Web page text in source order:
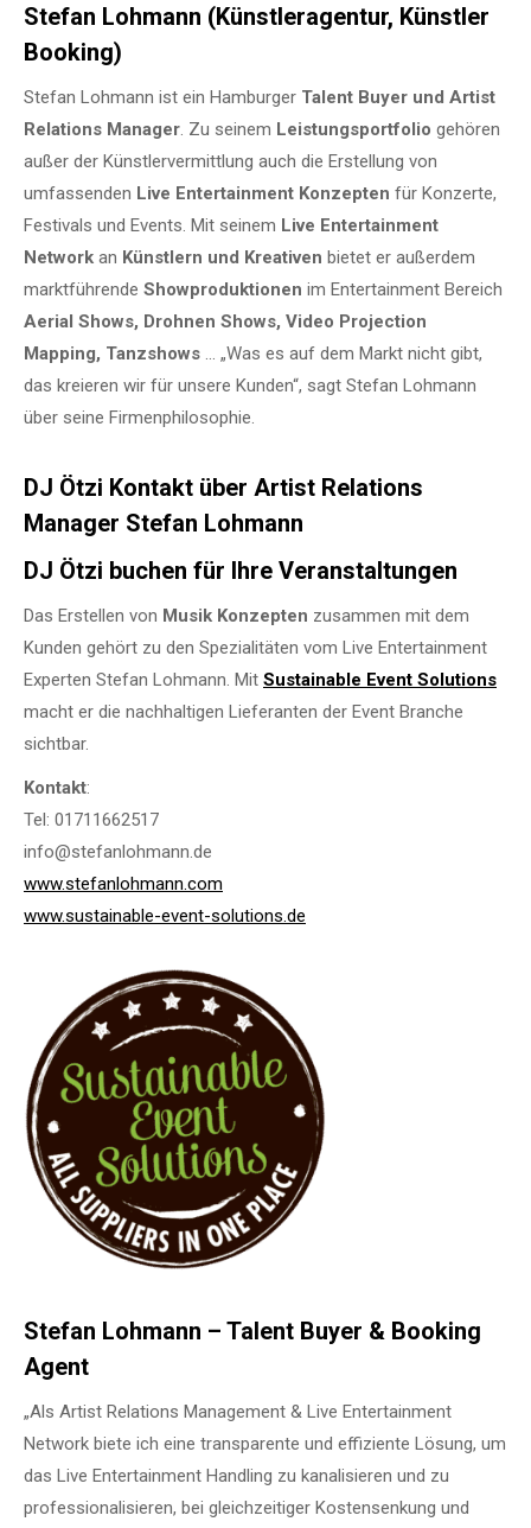
Stefan Lohmann (Künstleragentur, Künstler
Booking)
Stefan Lohmann ist ein Hamburger Talent Buyer und Artist
Relations Manager. Zu seinem Leistungsportfolio gehören
außer der Künstlervermittlung auch die Erstellung von
umfassenden Live Entertainment Konzepten für Konzerte,
Festivals und Events. Mit seinem Live Entertainment
Network an Künstlern und Kreativen bietet er außerdem
marktführende Showproduktionen im Entertainment Bereich
Aerial Shows, Drohnen Shows, Video Projection
Mapping, Tanzshows … „Was es auf dem Markt nicht gibt,
das kreieren wir für unsere Kunden“, sagt Stefan Lohmann
über seine Firmenphilosophie.
DJ Ötzi Kontakt über Artist Relations
Manager Stefan Lohmann
DJ Ötzi buchen für Ihre Veranstaltungen
Das Erstellen von Musik Konzepten zusammen mit dem
Kunden gehört zu den Spezialitäten vom Live Entertainment
Experten Stefan Lohmann. Mit Sustainable Event Solutions
macht er die nachhaltigen Lieferanten der Event Branche
sichtbar.
Kontakt:
Tel: 01711662517
info@stefanlohmann.de
www.stefanlohmann.com
www.sustainable-event-solutions.de
Stefan Lohmann – Talent Buyer & Booking
Agent
„Als Artist Relations Management & Live Entertainment
Network biete ich eine transparente und effiziente Lösung, um
das Live Entertainment Handling zu kanalisieren und zu
professionalisieren, bei gleichzeitiger Kostensenkung und